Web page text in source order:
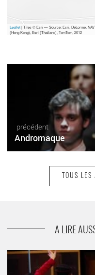
Leaflet| Tiles © Esri — Source: Esri, DeLorme,
(Hong Kong), Esri (Thailand), TomTom, 2012
précédent
Andromaque
TOUS
A LIRE
Homme pour homme -